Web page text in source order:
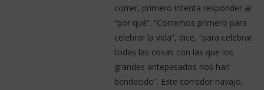
correr, primero intenta responder al
“por qué”. “Corremos primero para
celebrar la vida”, dice, “para celebrar
todas las cosas con las que los
grandes antepasados ​​nos han
bendecido”. Este corredor navajo,